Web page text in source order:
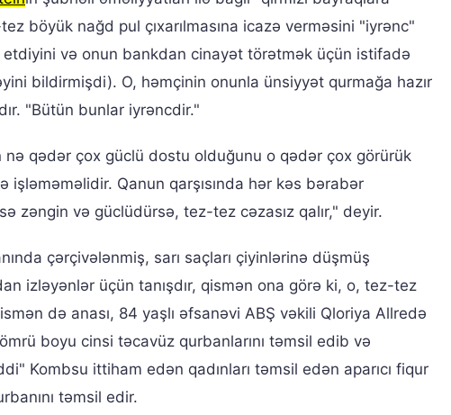
böyük nağd pul çıxarılmasına icazə verməsini "iyrənc"
və onun bankdan cinayət törətmək üçün istifadə
bildirmişdi). O, həmçinin onunla ünsiyyət qurmağa hazır
"Bütün bunlar iyrəncdir."
nə qədər çox güclü dostu olduğunu o qədər çox görürük
Qanun qarşısında hər kəs bərabər
zəngin və güclüdürsə, tez-tez cəzasız qalır," deyir.
çərçivələnmiş, sarı saçları çiyinlərinə düşmüş
izləyənlər üçün tanışdır, qismən ona görə ki, o, tez-tez
də anası, 84 yaşlı əfsanəvi ABŞ vəkili Qloriya Allredə
boyu cinsi təcavüz qurbanlarını təmsil edib və
Kombsu ittiham edən qadınları təmsil edən aparıcı fiqur
təmsil edir.